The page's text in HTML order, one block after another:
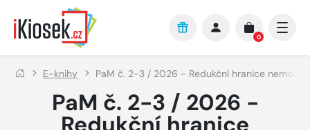
Přejít na hlavní obsah
0
E-knihy PaM č. 2-3 / 2026 - Redukční hranice
PaM č. 2-3 / 2026 -